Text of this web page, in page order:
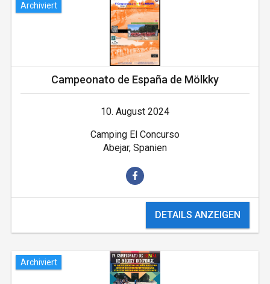
Archiviert
Campeonato de España de Mölkky
10. August 2024
Camping El Concurso
Abejar, Spanien
DETAILS ANZEIGEN
Archiviert